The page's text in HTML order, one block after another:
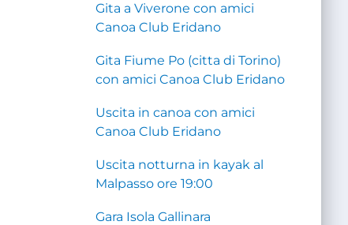
Gita a Viverone con amici
Canoa Club Eridano
Gita Fiume Po (citta di Torino)
con amici Canoa Club Eridano
Uscita in canoa con amici
Canoa Club Eridano
Uscita notturna in kayak al
Malpasso ore 19:00
Gara Isola Gallinara